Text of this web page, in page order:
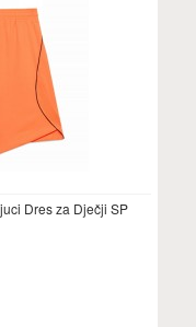
Dres za Dječji SP